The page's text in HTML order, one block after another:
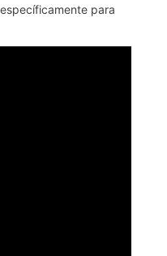
para